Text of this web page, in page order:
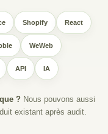
Shopify React
WeWeb
API IA
? Nous pouvons aussi
existant après audit.